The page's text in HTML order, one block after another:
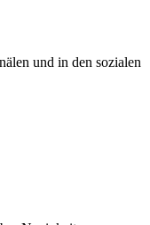
und in den sozialen